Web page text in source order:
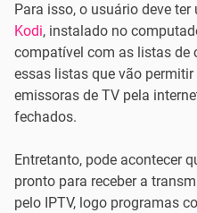
Para isso, o usuário deve
Kodi, instalado no
compatível com as listas de
essas listas que vão
emissoras de TV pela
fechados.
Entretanto, pode acontecer
pronto para receber a
pelo IPTV, logo programas